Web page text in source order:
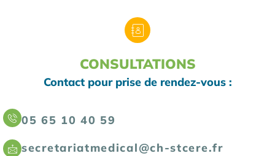
CONSULTATIONS
Contact pour prise de rendez-vous :
05 65 10 40 59
secretariatmedical@ch-stcere.fr